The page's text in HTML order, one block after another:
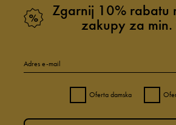
4
Zgarnij 10% rabatu
zakupy za min.
Adres e-mail
Oferta damska